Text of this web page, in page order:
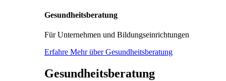
Gesundheitsberatung
Für Unternehmen und Bildungseinrichtungen
Erfahre Mehr über Gesundheitsberatung
Gesundheitsberatung